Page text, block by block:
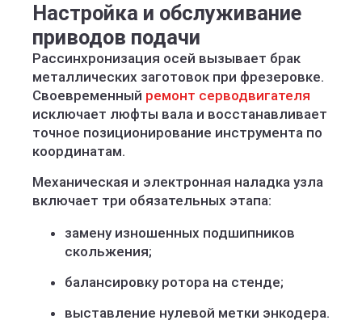
Настройка и обслуживание
приводов подачи
Рассинхронизация осей вызывает брак
металлических заготовок при фрезеровке.
Своевременный ремонт серводвигателя
исключает люфты вала и восстанавливает
точное позиционирование инструмента по
координатам.
Механическая и электронная наладка узла
включает три обязательных этапа:
замену изношенных подшипников
скольжения;
балансировку ротора на стенде;
выставление нулевой метки энкодера.